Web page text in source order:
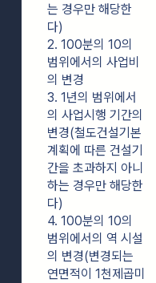
는 경우만 해당한
다)
2. 100분의 10의
범위에서의 사업비
의 변경
3. 1년의 범위에서
의 사업시행 기간의
변경(철도건설기본
계획에 따른 건설기
간을 초과하지 아니
하는 경우만 해당한
다)
4. 100분의 10의
범위에서의 역 시설
의 변경(변경되는
연면적이 1천제곱미